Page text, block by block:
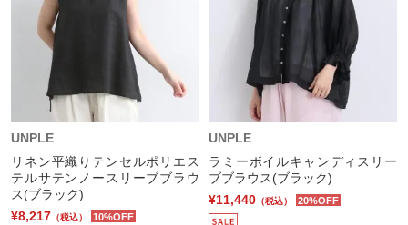
UNPLE
リネン平織りテンセルポリエス
テルサテンノースリーブブラウ
ス(ブラック)
¥8,217 （税込） 10%OFF
UNPLE
ラミーボイルキャンディスリー
ブブラウス(ブラック)
¥11,440 （税込） 20%OFF